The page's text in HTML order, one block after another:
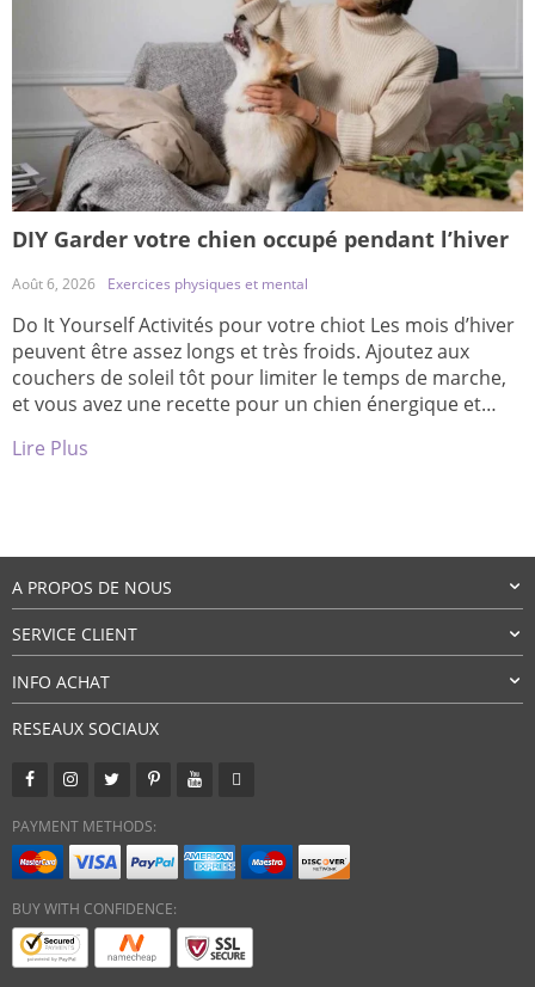
DIY Garder votre chien occupé pendant l’hiver
Août 6, 2026 Exercices physiques et mental
Do It Yourself Activités pour votre chiot Les mois d’hiver
peuvent être assez longs et très froids. Ajoutez aux
couchers de soleil tôt pour limiter le temps de marche,
et vous avez une recette pour un chien énergique et
moyens simples, amusants et gratuits d’engager votre
Lire Plus
A PROPOS DE NOUS
SERVICE CLIENT
INFO ACHAT
RESEAUX SOCIAUX
PAYMENT METHODS:
BUY WITH CONFIDENCE: